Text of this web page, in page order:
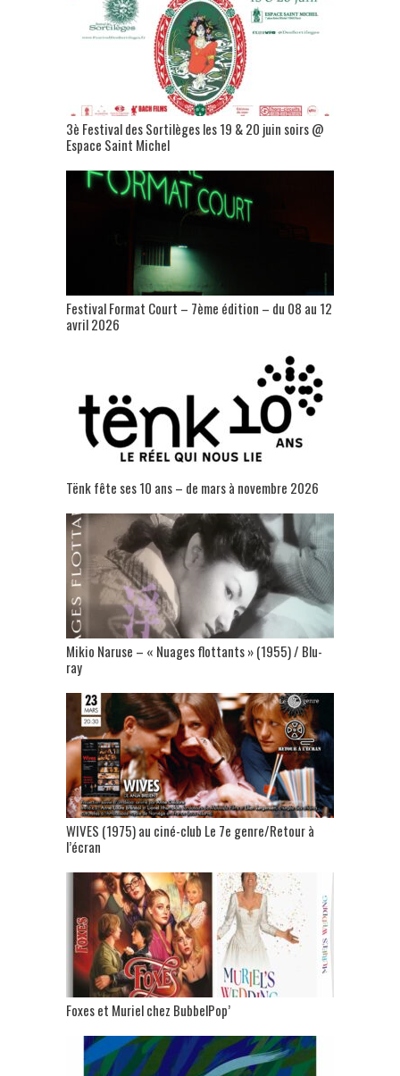
3è Festival des Sortilèges les 19 & 20 juin soirs @
Espace Saint Michel
Festival Format Court – 7ème édition – du 08 au 12
avril 2026
Tënk fête ses 10 ans – de mars à novembre 2026
Mikio Naruse – « Nuages flottants » (1955) / Blu-
ray
WIVES (1975) au ciné-club Le 7e genre/Retour à
l’écran
Foxes et Muriel chez BubbelPop’